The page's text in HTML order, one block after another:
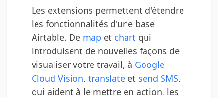
Les extensions permettent d'étendre
les fonctionnalités d'une base
Airtable. De map et chart qui
introduisent de nouvelles façons de
visualiser votre travail, à Google
Cloud Vision, translate et send SMS,
qui aident à le mettre en action, les